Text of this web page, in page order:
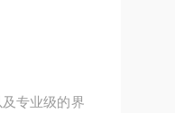
专业级的界